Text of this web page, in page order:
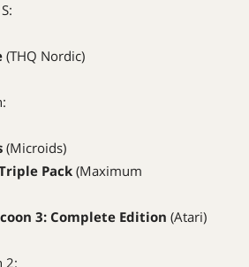
(THQ Nordic)
(Microids)
Pack (Maximum
3: Complete Edition (Atari)
2: